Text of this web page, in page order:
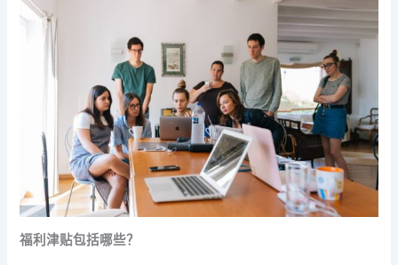
福利津贴包括哪些？